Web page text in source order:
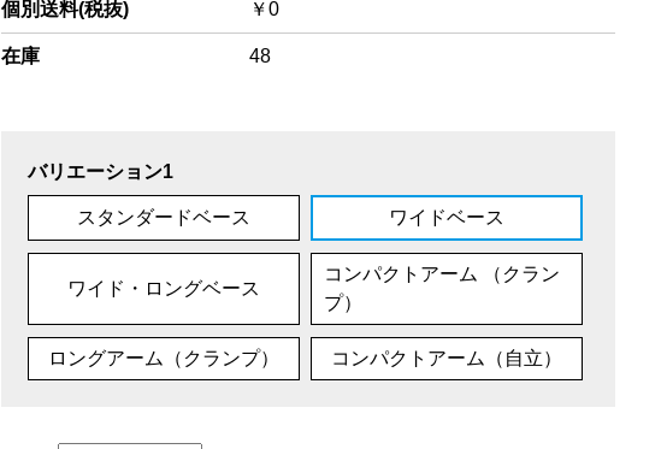
個別送料(税抜) ￥0
在庫 48
バリエーション1
スタンダードベース ワイドベース
ワイド・ロングベース
コンパクトアーム （クラン
プ）
ロングアーム（クランプ） コンパクトアーム（自立）